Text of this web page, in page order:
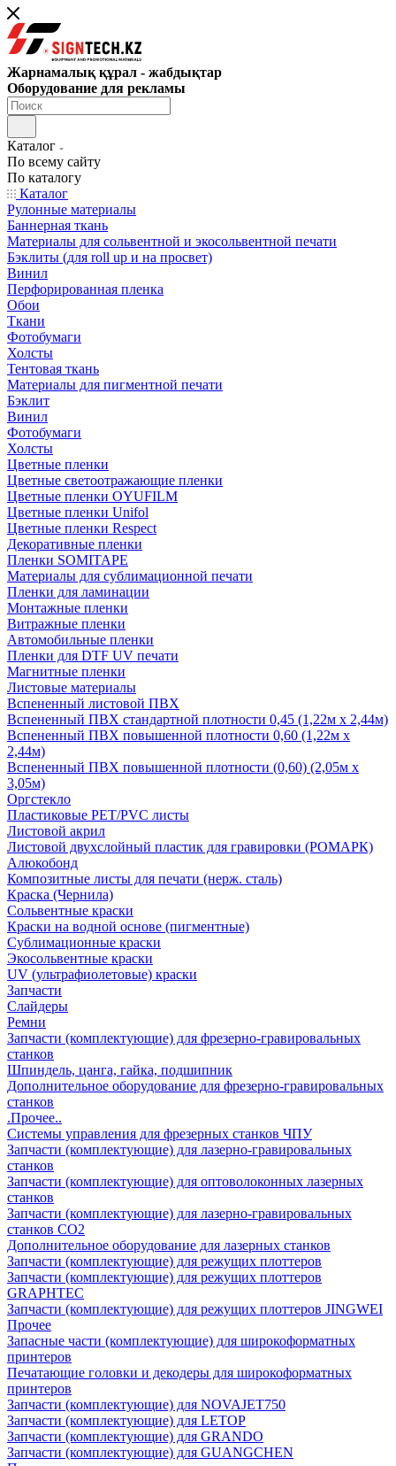
Жарнамалық құрал - жабдықтар
Оборудование для рекламы
Каталог
По всему сайту
По каталогу
Каталог
Рулонные материалы
Баннерная ткань
Материалы для сольвентной и экосольвентной печати
Бэклиты (для roll up и на просвет)
Винил
Перфорированная пленка
Обои
Ткани
Фотобумаги
Холсты
Тентовая ткань
Материалы для пигментной печати
Бэклит
Винил
Фотобумаги
Холсты
Цветные пленки
Цветные светоотражающие пленки
Цветные пленки OYUFILM
Цветные пленки Unifol
Цветные пленки Respect
Декоративные пленки
Пленки SOMITAPE
Материалы для сублимационной печати
Пленки для ламинации
Монтажные пленки
Витражные пленки
Автомобильные пленки
Пленки для DTF UV печати
Магнитные пленки
Листовые материалы
Вспененный листовой ПВХ
Вспененный ПВХ стандартной плотности 0,45 (1,22м х 2,44м)
Вспененный ПВХ повышенной плотности 0,60 (1,22м х
2,44м)
Вспененный ПВХ повышенной плотности (0,60) (2,05м х
3,05м)
Оргстекло
Пластиковые PET/PVC листы
Листовой акрил
Листовой двухслойный пластик для гравировки (РОМАРК)
Алюкобонд
Композитные листы для печати (нерж. сталь)
Краска (Чернила)
Сольвентные краски
Краски на водной основе (пигментные)
Сублимационные краски
Экосольвентные краски
UV (ультрафиолетовые) краски
Запчасти
Слайдеры
Ремни
Запчасти (комплектующие) для фрезерно-гравировальных
станков
Шпиндель, цанга, гайка, подшипник
Дополнительное оборудование для фрезерно-гравировальных
станков
.Прочее..
Системы управления для фрезерных станков ЧПУ
Запчасти (комплектующие) для лазерно-гравировальных
станков
Запчасти (комплектующие) для оптоволоконных лазерных
станков
Запчасти (комплектующие) для лазерно-гравировальных
станков CO2
Дополнительное оборудование для лазерных станков
Запчасти (комплектующие) для режущих плоттеров
Запчасти (комплектующие) для режущих плоттеров
GRAPHTEC
Запчасти (комплектующие) для режущих плоттеров JINGWEI
Прочее
Запасные части (комплектующие) для широкоформатных
принтеров
Печатающие головки и декодеры для широкоформатных
принтеров
Запчасти (комплектующие) для NOVAJET750
Запчасти (комплектующие) для LETOP
Запчасти (комплектующие) для GRANDO
Запчасти (комплектующие) для GUANGCHEN